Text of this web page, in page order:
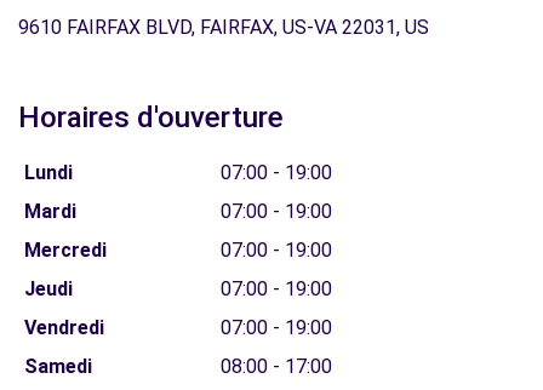
9610 FAIRFAX BLVD, FAIRFAX, US-VA 22031, US
Horaires d'ouverture
Lundi
07:00 - 19:00
Mardi
07:00 - 19:00
Mercredi
07:00 - 19:00
Jeudi
07:00 - 19:00
Vendredi
07:00 - 19:00
Samedi
08:00 - 17:00